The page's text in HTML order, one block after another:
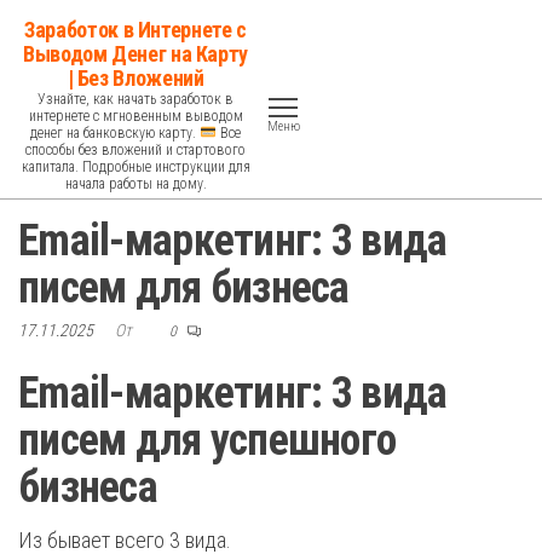
Перейти
содержимому
Заработок в Интернете с
Выводом Денег на Карту
| Без Вложений
Узнайте, как начать заработок в
интернете с мгновенным выводом
денег на банковскую карту.
Все
способы без вложений и стартового
капитала. Подробные инструкции для
начала работы на дому.
Меню
Email-маркетинг: 3 вида
писем для бизнеса
17.11.2025 От 0
Email-маркетинг: 3 вида
писем для успешного
бизнеса
Из бывает всего 3 вида.